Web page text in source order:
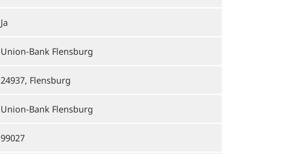
Ja
Union-Bank Flensburg
24937, Flensburg
Union-Bank Flensburg
99027